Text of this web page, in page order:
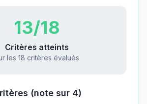
13/18
Critères atteints
les 18 critères évalués
(note sur 4)